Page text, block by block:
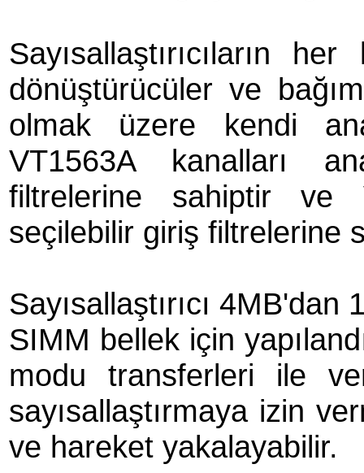
Sayısallaştırıcıların
dönüştürücüler ve
olmak üzere kendi
VT1563A kanalları
filtrelerine sahiptir ve
seçilebilir giriş filtrelerine
Sayısallaştırıcı
SIMM bellek için
modu transferleri ile
sayısallaştırmaya izin
ve hareket yakalayabilir.